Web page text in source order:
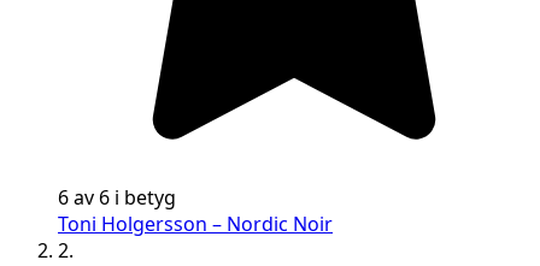
6 av 6 i betyg
Toni Holgersson – Nordic Noir
2.